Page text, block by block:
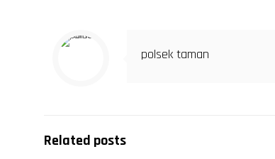
polsek taman
Related posts